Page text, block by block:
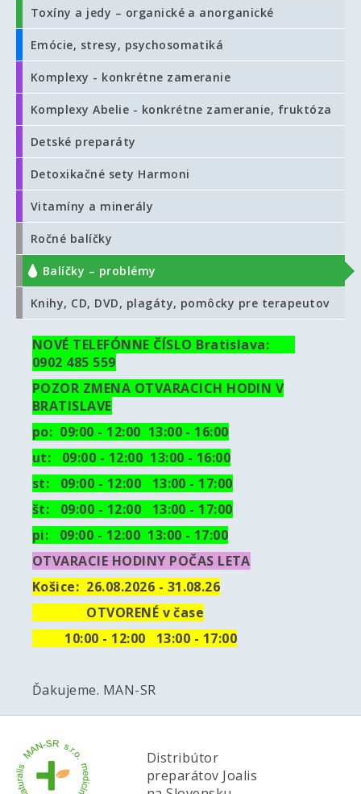
Toxíny a jedy – organické a anorganické
Emócie, stresy, psychosomatiká
Komplexy - konkrétne zameranie
Komplexy Abelie - konkrétne zameranie, fruktóza
Detské preparáty
Detoxikačné sety Harmoni
Vitamíny a minerály
Ročné balíčky
Balíčky – problémy
Knihy, CD, DVD, plagáty, pomôcky pre terapeutov
NOVÉ TELEFÓNNE ČÍSLO Bratislava:
0902 485 559
POZOR ZMENA OTVARACICH HODIN V
BRATISLAVE
po: 09:00 - 12:00 13:00 - 16:00
ut: 09:00 - 12:00 13:00 - 16:00
st: 09:00 - 12:00 13:00 - 17:00
št: 09:00 - 12:00 13:00 - 17:00
pi: 09:00 - 12:00 13:00 - 17:00
OTVARACIE HODINY POČAS LETA
Košice: 26.08.2026 - 31.08.26
OTVORENÉ v čase
10:00 - 12:00 13:00 - 17:00
Ďakujeme. MAN-SR
Distribútor
preparátov Joalis